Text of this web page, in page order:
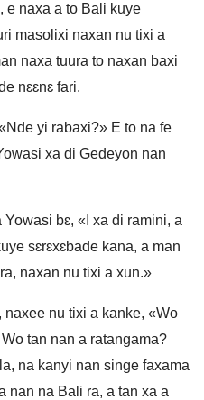
e naxa a to Bali kuye
masolixi naxan nu tixi a
naxa tuura to naxan baxi
nɛɛnɛ fari.
yi rabaxi?» E to na fe
xa di Gedeyon nan
bɛ, «I xa di ramini, a
sɛrɛxɛbade kana, a man
naxan nu tixi a xun.»
nu tixi a kanke, «Wo
tan nan a ratangama?
na kanyi nan singe faxama
nan na Bali ra, a tan xa a